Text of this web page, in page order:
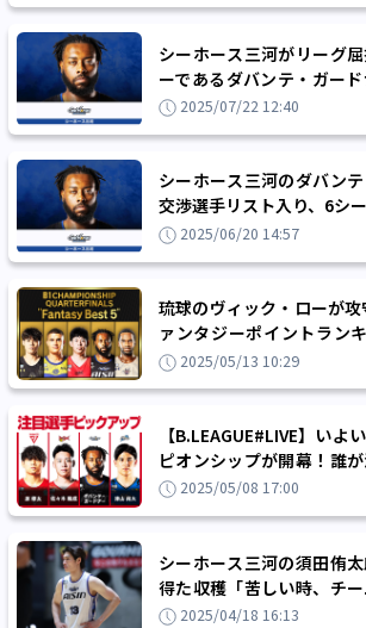
シーホース三河がリーグ
ーであるダバンテ・ガー
しんで頂点をめざして戦い
2025/07/22 12:40
シーホース三河のダバン
交渉選手リスト入り、6シ
ンスの中核を担う
2025/06/20 14:57
琉球のヴィック・ローが
ァンタジーポイントラン
オンシップ準々決勝のファ
2025/05/13 10:29
【B.LEAGUE#LIVE】いよ
ピオンシップが開幕！誰
て試合をもっと楽しもう!!
2025/05/08 17:00
シーホース三河の須田侑
得た収穫「苦しい時、チ
一体感を感じることができ
2025/04/18 16:13